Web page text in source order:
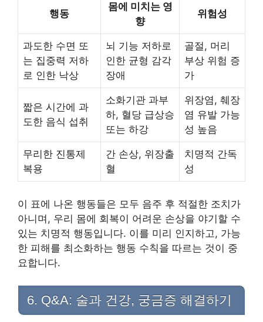
행동
몸에 미치는 영
향
위험성
과도한 수면 또
는 집중력 저하
로 인한 낙상
뇌 기능 저하로
인한 균형 감각
장애
골절, 머리
부상 위험 증
가
짧은 시간에 과
도한 음식 섭취
소화기관 과부
하, 혈당 급상승
또는 하강
위장염, 췌장
염 유발 가능
성 높음
무리한 진통제
복용
간 손상, 위장출
혈
치명적 간독
성
이 표에 나온 행동들은 모두 음주 후 적절한 조치가
아니며, 우리 몸에 회복이 어려운 손상을 야기할 수
있는 치명적 행동입니다. 이를 미리 인지하고, 가능
한 피해를 최소화하는 행동 수칙을 따르는 것이 중
요합니다.
6. Q&A: 술과 건강, 궁금증 해결하기